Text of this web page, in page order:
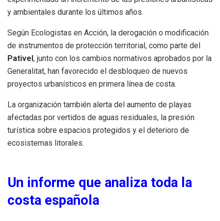
y ambientales durante los últimos años.
Según Ecologistas en Acción, la derogación o modificación
de instrumentos de protección territorial, como parte del
Pativel , junto con los cambios normativos aprobados por la
Generalitat, han favorecido el desbloqueo de nuevos
proyectos urbanísticos en primera línea de costa.
La organización también alerta del aumento de playas
afectadas por vertidos de aguas residuales, la presión
turística sobre espacios protegidos y el deterioro de
ecosistemas litorales.
Un informe que analiza toda la
costa española